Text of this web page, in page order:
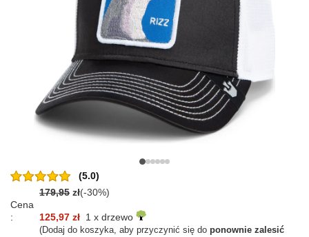
(5.0)
179,95 zł(-30%)
Cena
:
125,97 zł 1 x drzewo
(Dodaj do koszyka, aby przyczynić się do ponownie zalesić